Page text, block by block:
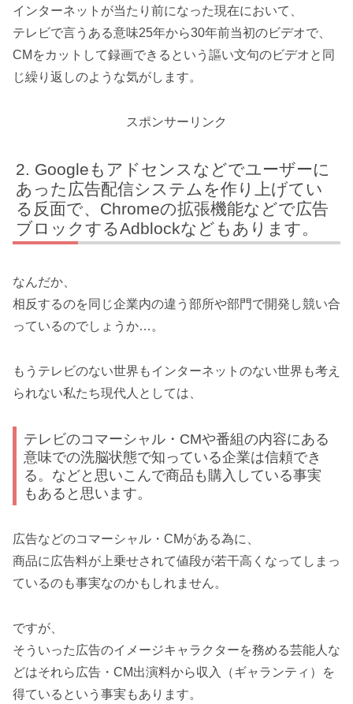
インターネットが当たり前になった現在において、
テレビで言うある意味25年から30年前当初のビデオで、
CMをカットして録画できるという謳い文句のビデオと同
じ繰り返しのような気がします。
スポンサーリンク
Googleもアドセンスなどでユーザーに
あった広告配信システムを作り上げてい
る反面で、Chromeの拡張機能などで広告
ブロックするAdblockなどもあります。
なんだか、
相反するのを同じ企業内の違う部所や部門で開発し競い合
っているのでしょうか…。
もうテレビのない世界もインターネットのない世界も考え
られない私たち現代人としては、
テレビのコマーシャル・CMや番組の内容にある
意味での洗脳状態で知っている企業は信頼でき
る。などと思いこんで商品も購入している事実
もあると思います。
広告などのコマーシャル・CMがある為に、
商品に広告料が上乗せされて値段が若干高くなってしまっ
ているのも事実なのかもしれません。
ですが、
そういった広告のイメージキャラクターを務める芸能人な
どはそれら広告・CM出演料から収入（ギャランティ）を
得ているという事実もあります。